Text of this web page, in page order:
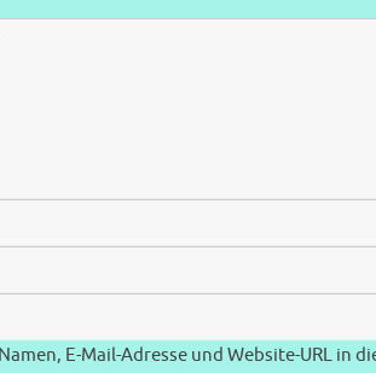
E-Mail-Adresse und Website-URL in